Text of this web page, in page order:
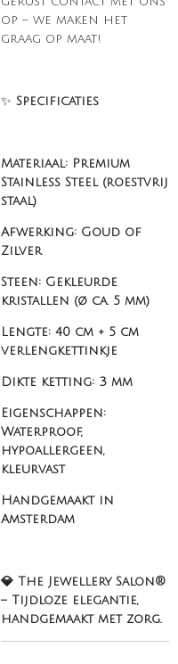
op – we maken het
graag op maat!
✨ Specificaties
Materiaal: Premium
Stainless Steel (roestvrij
staal)
Afwerking: Goud of
Zilver
Steen: Gekleurde
kristallen (ø ca. 5 mm)
Lengte: 40 cm + 5 cm
verlengkettinkje
Dikte ketting: 3 mm
Eigenschappen:
Waterproof,
hypoallergeen,
kleurvast
Handgemaakt in
Amsterdam
💎 The Jewellery Salon®
– Tijdloze elegantie,
handgemaakt met zorg.